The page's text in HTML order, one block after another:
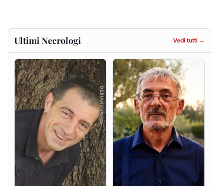
Ultimi Necrologi Vedi tutti →